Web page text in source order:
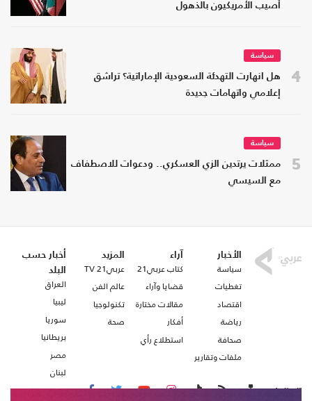
أصيب الأمريكيون بالذهول
4
سياسة
هل انهارت التهدئة السعودية الإماراتية؟ تراشق
إعلامي واتهامات جديدة
5
سياسة
ممثلات يرتدين الزي العسكري.. ودعوات للاصطفاف
مع السيسي
الأخبار
سياسة
تغطيات
اقتصاد
رياضة
صحافة
ملفات وتقارير
آراء
كتاب عربي21
قضايا وآراء
مقالات مختارة
أفكار
استطلاع رأي
المزيد
عربي21 TV
عالم الفن
تكنولوجيا
صحة
أخبار حسب
البلد
العراق
ليبيا
سوريا
بريطانيا
مصر
لبنان
تابعنا على